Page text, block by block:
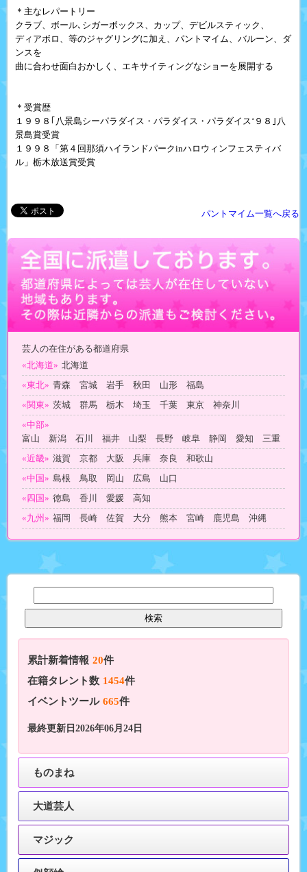
＊主なレパートリー
クラブ、ボール､シガーボックス、カップ、デビルスティック、
ディアボロ、等のジャグリングに加え、パントマイム、バルーン、ダ
ンスを
曲に合わせ面白おかしく、エキサイティングなショーを展開する
＊受賞歴
１９９８｢八景島シーパラダイス・パラダイス・パラダイス‘９８｣八
景島賞受賞
１９９８「第４回那須ハイランドパークinハロウィンフェスティバ
ル」栃木放送賞受賞
パントマイム一覧へ戻る
芸人の在住がある都道府県
«北海道» 北海道
«東北» 青森 宮城 岩手 秋田 山形 福島
«関東» 茨城 群馬 栃木 埼玉 千葉 東京 神奈川
«中部»
富山 新潟 石川 福井 山梨 長野 岐阜 静岡 愛知 三重
«近畿» 滋賀 京都 大阪 兵庫 奈良 和歌山
«中国» 島根 鳥取 岡山 広島 山口
«四国» 徳島 香川 愛媛 高知
«九州» 福岡 長崎 佐賀 大分 熊本 宮崎 鹿児島 沖縄
累計新着情報 20件
在籍タレント数 1454件
イベントツール 665件
最終更新日2026年06月24日
ものまね
大道芸人
マジック